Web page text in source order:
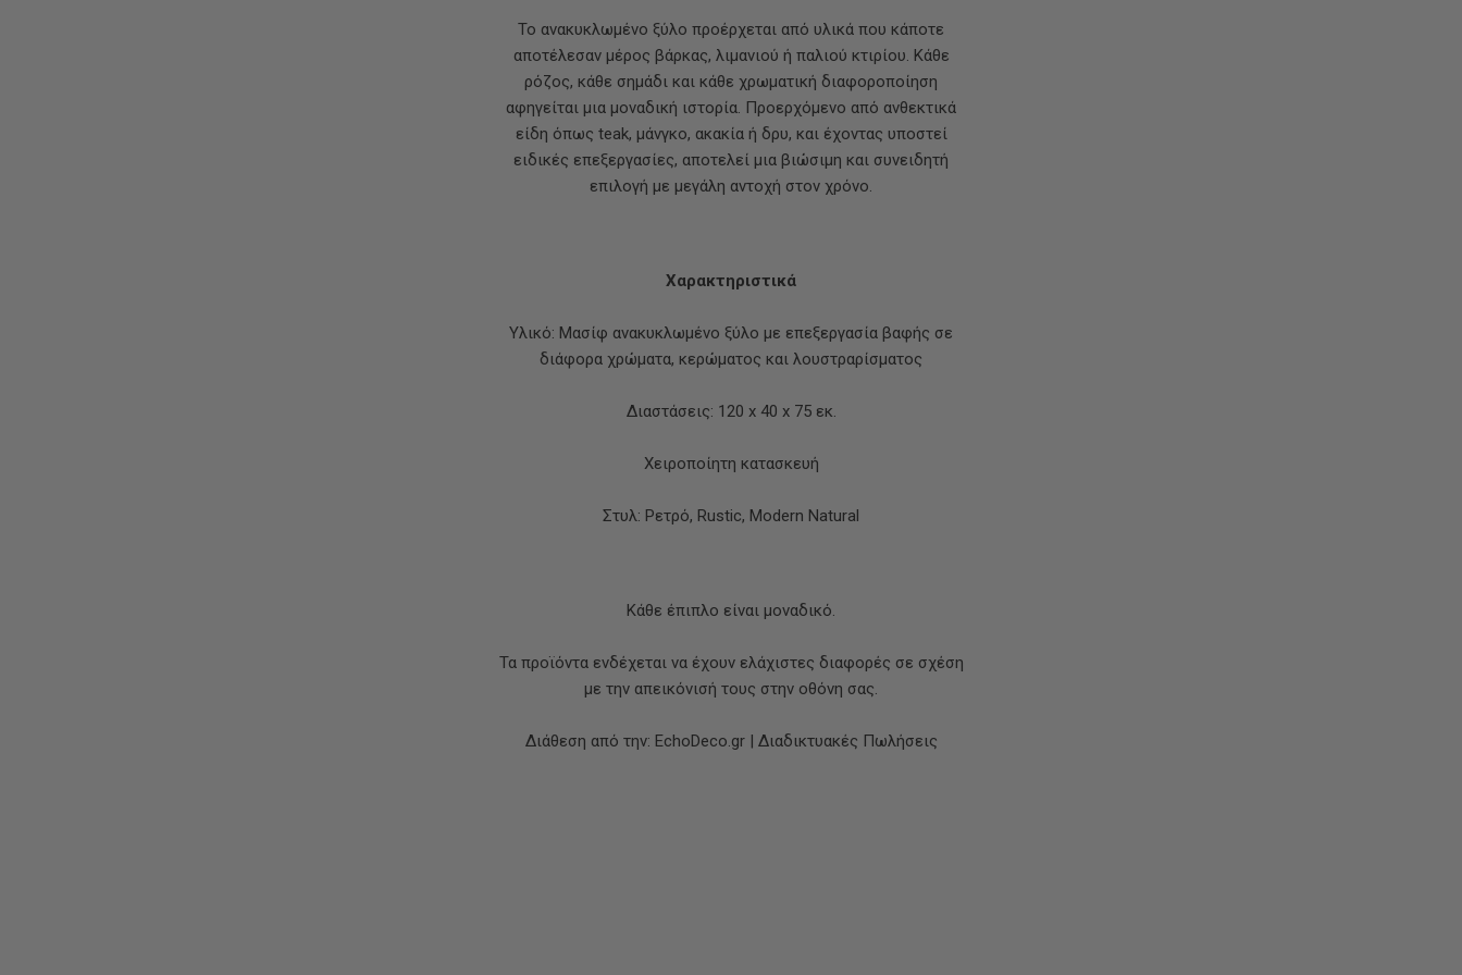
Το ανακυκλωμένο ξύλο προέρχεται από υλικά που κάποτε
αποτέλεσαν μέρος βάρκας, λιμανιού ή παλιού κτιρίου. Κάθε
ρόζος, κάθε σημάδι και κάθε χρωματική διαφοροποίηση
αφηγείται μια μοναδική ιστορία. Προερχόμενο από ανθεκτικά
είδη όπως teak, μάνγκο, ακακία ή δρυ, και έχοντας υποστεί
ειδικές επεξεργασίες, αποτελεί μια βιώσιμη και συνειδητή
επιλογή με μεγάλη αντοχή στον χρόνο.
Χαρακτηριστικά
Υλικό: Μασίφ ανακυκλωμένο ξύλο με επεξεργασία βαφής σε
διάφορα χρώματα, κερώματος και λουστραρίσματος
Διαστάσεις: 120 x 40 x 75 εκ.
Χειροποίητη κατασκευή
Στυλ: Ρετρό, Rustic, Modern Natural
Κάθε έπιπλο είναι μοναδικό.
Τα προϊόντα ενδέχεται να έχουν ελάχιστες διαφορές σε σχέση
με την απεικόνισή τους στην οθόνη σας.
Διάθεση από την: EchoDeco.gr | Διαδικτυακές Πωλήσεις